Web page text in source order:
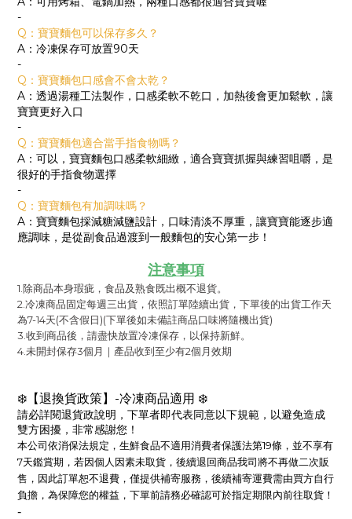
-
Q：寶寶麵包可以保存多久？
A：冷凍保存可放置90天
-
Q：寶寶麵包口感會不會太乾？
A：透過湯種工法製作，口感柔軟不乾口，加熱後會更加鬆軟，讓
寶寶更好入口
-
Q：寶寶麵包適合當手指食物嗎？
A：可以，寶寶麵包口感柔軟細緻，適合寶寶抓握與練習咀嚼，是
很好的手指食物選擇
-
Q：寶寶麵包有加調味嗎？
A：寶寶麵包採減糖減鹽設計，口味清淡不厚重，讓寶寶能逐步適
應調味，是從副食品過渡到一般麵包的安心第一步！
注意事項
1.除商品本身瑕疵，食品及熟食既出概不退貨。
2.冷凍商品固定每週三出貨，依照訂單陸續出貨，下單後的出貨工作天
為7-14天(不含假日)(下單後如未備註商品口味將隨機出貨)
3.收到商品後，請盡快放置冷凍保存，以保持新鮮。
4.未開封保存3個月｜產品收到至少有2個月效期
❄️【退換貨政策】-冷凍商品適用 ❄️
請必詳閱退貨政說明，下單者即代表同意以下規範，以避免造成
雙方困擾，非常感謝您！
本公司依消保法規定， 生鮮食品不適用消費者保護法第19條，並不享有
7天鑑賞期 ， 若因個人因素未取貨，後續退回商品我司將不再做二次販
售，因此訂單恕不退費，僅提供補寄服務，後續補寄運費需由買方自行
負擔， 為保障您的權益，下單前請務必確認可於指定期限內前往取貨！
-